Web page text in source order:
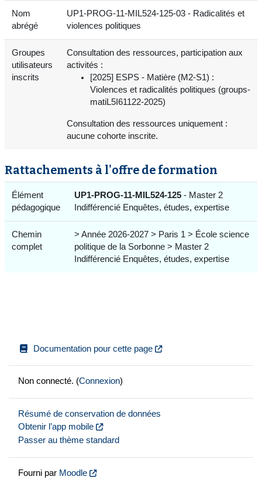
Nom
abrégé
UP1-PROG-11-MIL524-125-03 - Radicalités et
violences politiques
Groupes
utilisateurs
inscrits
Consultation des ressources, participation aux
activités :
[2025] ESPS - Matière (M2-S1) :
Violences et radicalités politiques (groups-
matiL5I61122-2025)
Consultation des ressources uniquement :
aucune cohorte inscrite.
Rattachements à l'offre de formation
Élément
pédagogique
UP1-PROG-11-MIL524-125 - Master 2
Indifférencié Enquêtes, études, expertise
Chemin
complet
> Année 2026-2027 > Paris 1 > École science
politique de la Sorbonne > Master 2
Indifférencié Enquêtes, études, expertise
Documentation pour cette page
Non connecté. (Connexion)
Résumé de conservation de données
Obtenir l’app mobile
Passer au thème standard
Fourni par Moodle